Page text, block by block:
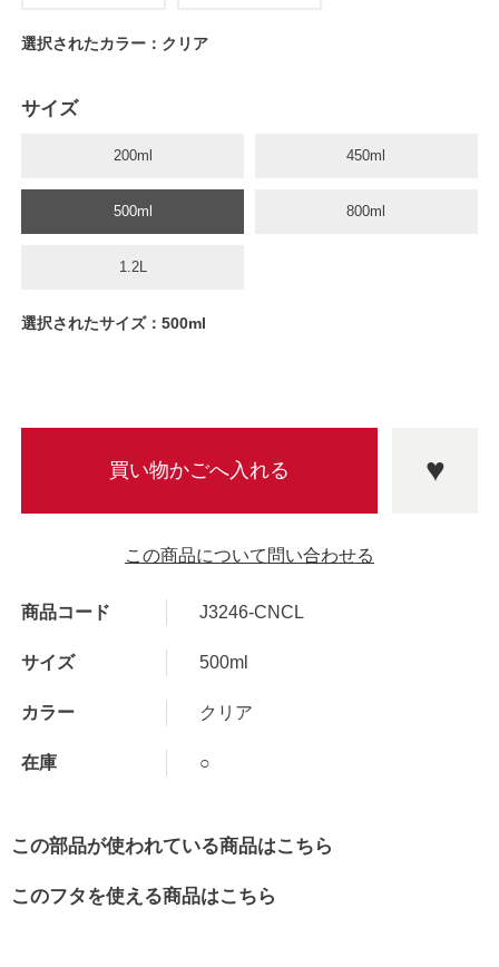
商品コード J3246-CNCL
サイズ 500ml
カラー クリア
在庫 ○
選択されたカラー：クリア
サイズ
200ml 450ml
500ml 800ml
1.2L
選択されたサイズ：500ml
この部品が使われている商品はこちら
このフタを使える商品はこちら
この商品について問い合わせる